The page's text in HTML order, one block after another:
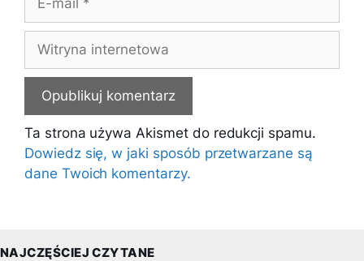
Witryna
internetowa
Ta strona używa Akismet do redukcji spamu.
Dowiedz się, w jaki sposób przetwarzane są
dane Twoich komentarzy.
NAJCZĘŚCIEJ CZYTANE